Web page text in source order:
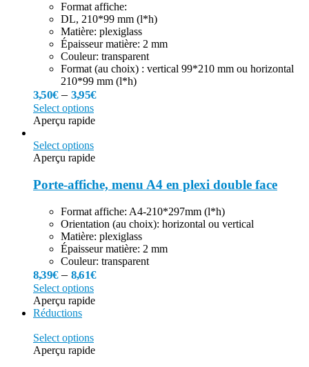
Format affiche:
DL, 210*99 mm (l*h)
Matière: plexiglass
Épaisseur matière: 2 mm
Couleur: transparent
Format (au choix) : vertical 99*210 mm ou horizontal
210*99 mm (l*h)
3,50€–3,95€
Select options
Aperçu rapide
Select options
Aperçu rapide
Porte-affiche, menu A4 en plexi double face
Format affiche: A4-210*297mm (l*h)
Orientation (au choix): horizontal ou vertical
Matière: plexiglass
Épaisseur matière: 2 mm
Couleur: transparent
8,39€–8,61€
Select options
Aperçu rapide
Réductions
Select options
Aperçu rapide